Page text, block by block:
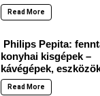
Read More
Philips Pepita:
konyhai kisgépek –
kávégépek,
Read More